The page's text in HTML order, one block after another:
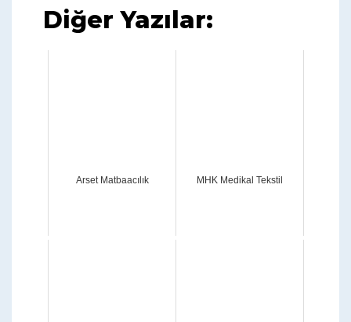
Diğer Yazılar:
Arset Matbaacılık MHK Medikal Tekstil